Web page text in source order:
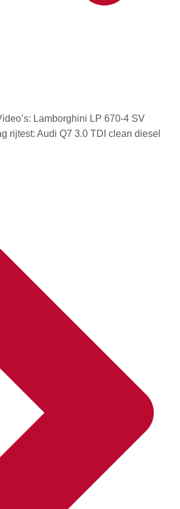
Lamborghini LP 670-4 SV
rijtest: Audi Q7 3.0 TDI clean diesel